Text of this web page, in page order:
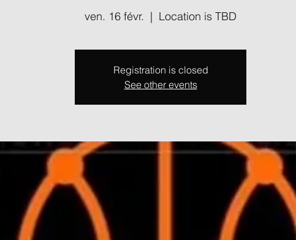
ven. 16 févr.
  |
Location is TBD
Registration is closed
See other events